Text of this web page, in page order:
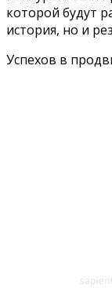
которой будут
история, но и
Успехов в